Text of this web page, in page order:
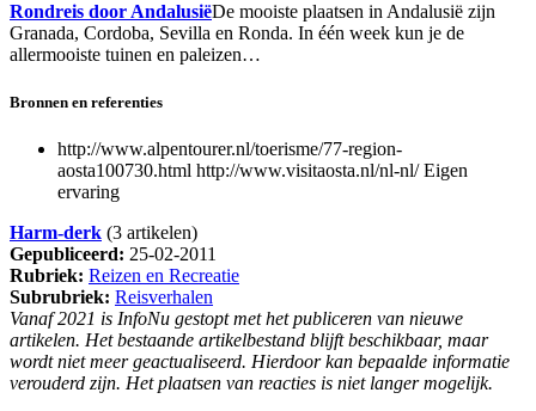
Rondreis door AndalusiëDe mooiste plaatsen in Andalusië zijn
Granada, Cordoba, Sevilla en Ronda. In één week kun je de
allermooiste tuinen en paleizen…
Bronnen en referenties
http://www.alpentourer.nl/toerisme/77-region-
aosta100730.html http://www.visitaosta.nl/nl-nl/ Eigen
ervaring
Harm-derk (3 artikelen)
Gepubliceerd: 25-02-2011
Rubriek: Reizen en Recreatie
Subrubriek: Reisverhalen
Vanaf 2021 is InfoNu gestopt met het publiceren van nieuwe
artikelen. Het bestaande artikelbestand blijft beschikbaar, maar
wordt niet meer geactualiseerd. Hierdoor kan bepaalde informatie
verouderd zijn. Het plaatsen van reacties is niet langer mogelijk.